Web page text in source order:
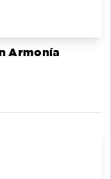
Armonía